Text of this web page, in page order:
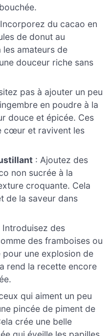
du cacao en
de donut au
amateurs de
douceur riche sans
pas à ajouter un peu
en poudre à la
douce et épicée. Ces
cœur et ravivent les
: Ajoutez des
non sucrée à la
croquante. Cela
de la saveur dans
Introduisez des
des framboises ou
pour une explosion de
rend la recette encore
qui aiment un peu
pincée de piment de
crée une belle